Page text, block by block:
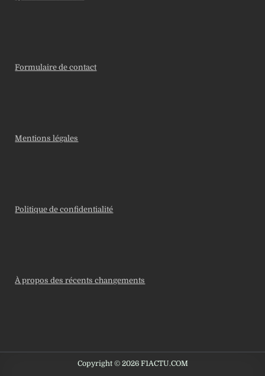
Formulaire de contact
Mentions légales
Politique de confidentialité
À propos des récents changements
Copyright © 2026 F1ACTU.COM